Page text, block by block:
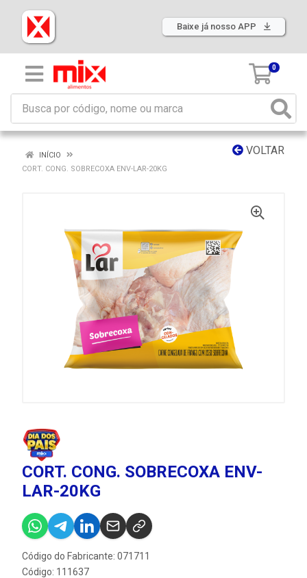
Baixe já nosso APP
0
VOLTAR
INÍCIO
CORT. CONG. SOBRECOXA ENV-LAR-20KG
CORT. CONG. SOBRECOXA ENV-
LAR-20KG
Código do Fabricante: 071711
Código: 111637